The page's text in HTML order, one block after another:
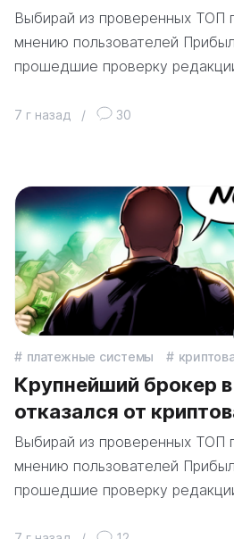
Выбирай из проверенных ТОП
мнению пользователей
прошедшие проверку
7 г назад / 30
платежные системы
Крупнейший брокер
отказался от
Выбирай из проверенных ТОП
мнению пользователей
прошедшие проверку